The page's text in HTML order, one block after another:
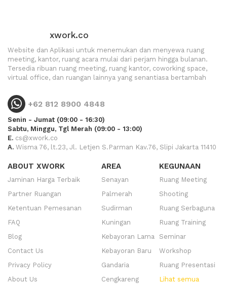
xwork.co
Website dan Aplikasi untuk menemukan dan menyewa ruang
meeting, kantor, ruang acara mulai dari perjam hingga bulanan.
Tersedia ribuan ruang meeting, ruang kantor, coworking space,
virtual office, dan ruangan lainnya yang senantiasa bertambah
+62 812 8900 4848
Senin - Jumat (09:00 - 16:30)
Sabtu, Minggu, Tgl Merah (09:00 - 13:00)
E. cs@xwork.co
A. Wisma 76, lt.23, Jl. Letjen S.Parman Kav.76, Slipi Jakarta 11410
ABOUT XWORK
Jaminan Harga Terbaik
Partner Ruangan
Ketentuan Pemesanan
FAQ
Blog
Contact Us
Privacy Policy
About Us
AREA
Senayan
Palmerah
Sudirman
Kuningan
Kebayoran Lama
Kebayoran Baru
Gandaria
Cengkareng
KEGUNAAN
Ruang Meeting
Shooting
Ruang Serbaguna
Ruang Training
Seminar
Workshop
Ruang Presentasi
Lihat semua